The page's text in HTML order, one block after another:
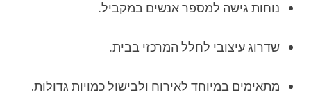
נוחות גישה למספר אנשים במקביל.
שדרוג עיצובי לחלל המרכזי בבית.
מתאימים במיוחד לאירוח ולבישול כמויות גדולות.